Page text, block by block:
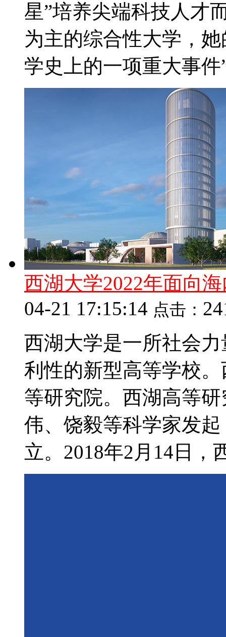
星”培养尖端科技人才
为主的综合性大学，
学史上的一项重大事件
西湖大学2022年面向
04-21 17:15:14 点击：
西湖大学是一所社会
利性的新型高等学校
等研究院。西湖高等
伟、饶毅等科学家发
立。2018年2月14日，